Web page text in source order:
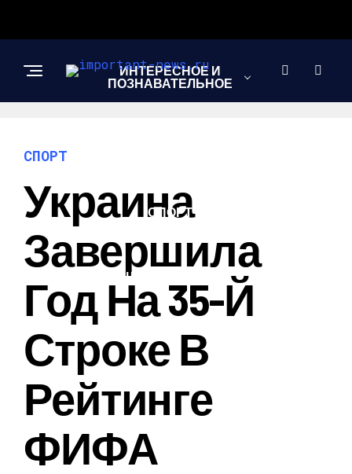
ИНТЕРЕСНОЕ И
ПОЗНАВАТЕЛЬНОЕ
СПОРТ
ШОУ-БИЗНЕС
СПОРТ
Украина
Завершила
Год На 35-Й
Строке В
Рейтинге
ФИФА